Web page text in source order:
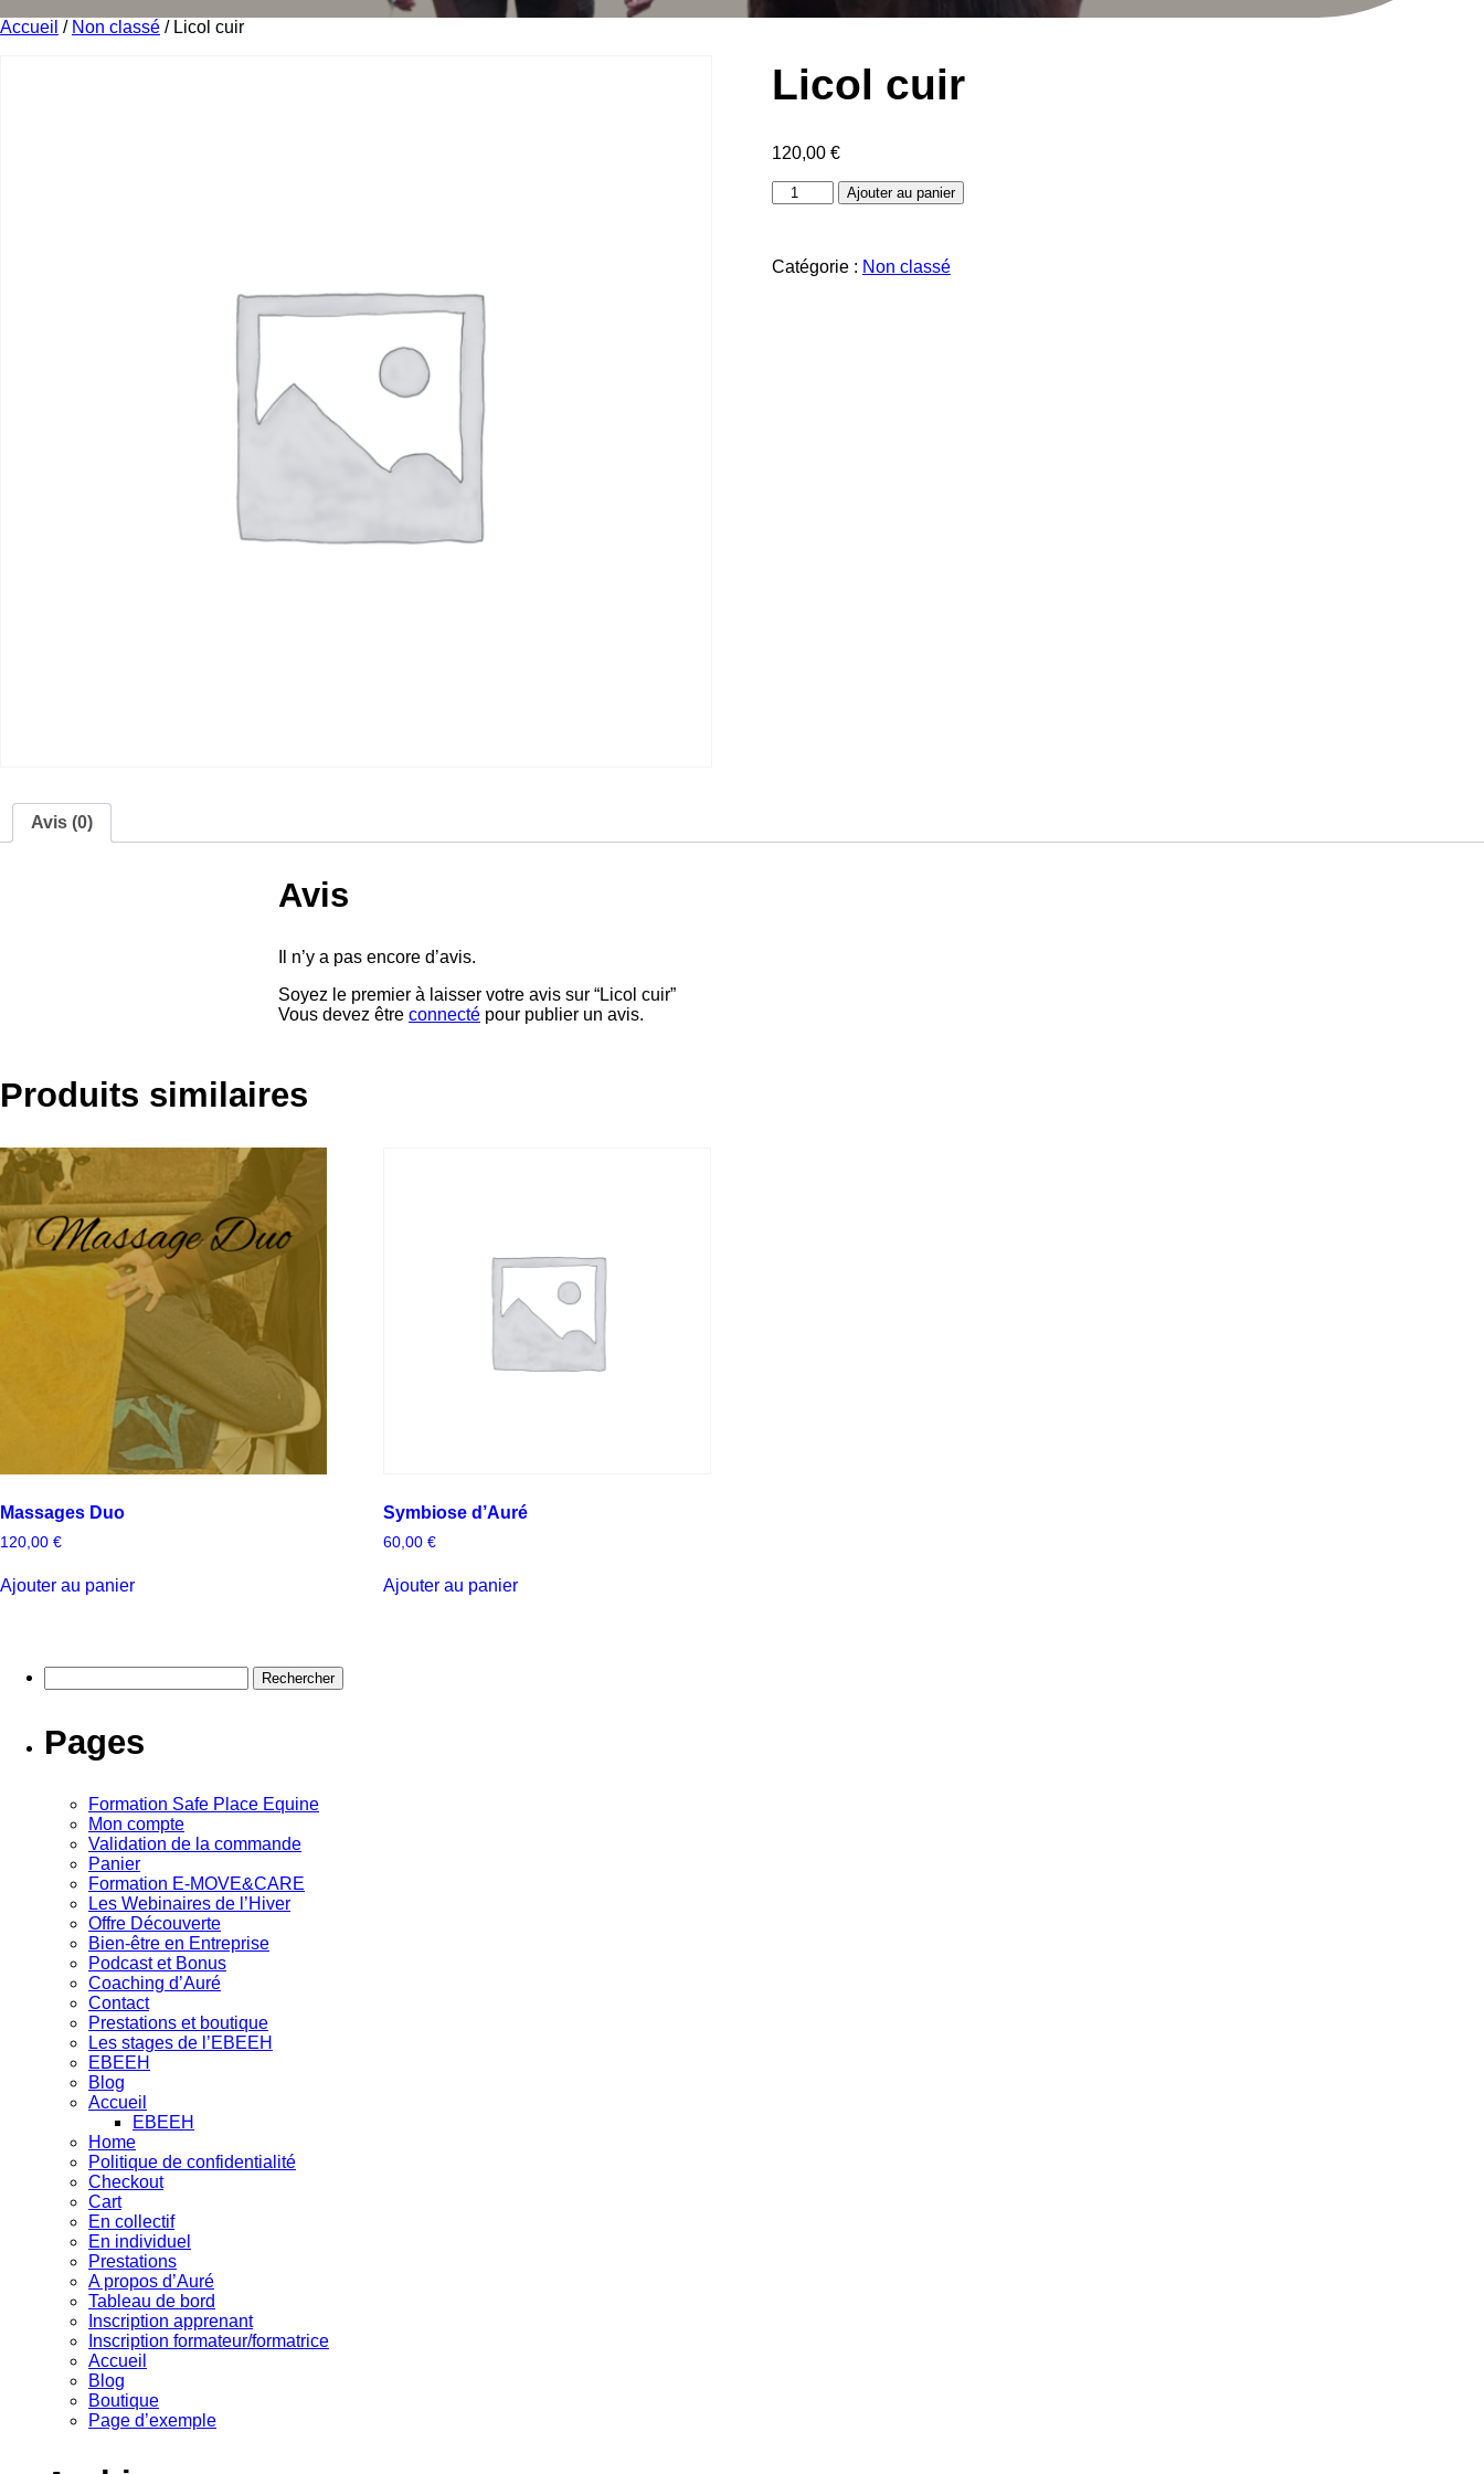
Accueil / Non classé / Licol cuir
Licol cuir
120,00 €
quantité
de
Ajouter au panier
Catégorie : Non classé
Avis (0)
Avis
Il n’y a pas encore d’avis.
Soyez le premier à laisser votre avis sur “Licol cuir”
Vous devez être connecté pour publier un avis.
Produits similaires
Massages Duo
120,00 €
Ajouter au panier
Symbiose d’Auré
60,00€
Ajouter au panier
Pages
Formation Safe Place Equine
Mon compte
Validation de la commande
Panier
Formation E-MOVE&CARE
Les Webinaires de l’Hiver
Offre Découverte
Bien-être en Entreprise
Podcast et Bonus
Coaching d’Auré
Contact
Prestations et boutique
Les stages de l’EBEEH
EBEEH
Blog
Accueil
EBEEH
Home
Politique de confidentialité
Checkout
Cart
En collectif
En individuel
Prestations
A propos d’Auré
Tableau de bord
Inscription apprenant
Inscription formateur/formatrice
Accueil
Blog
Boutique
Page d’exemple